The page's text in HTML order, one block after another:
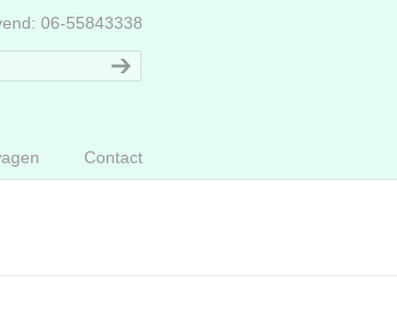
06-55843338
Contact